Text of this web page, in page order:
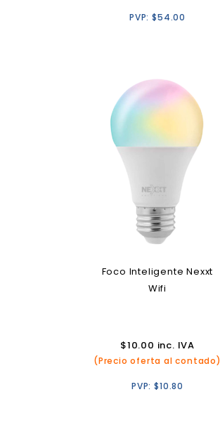
PVP:$54.00
Foco Inteligente Nexxt
Wifi
$10.00 inc. IVA
(Precio oferta al contado)
PVP:$10.80